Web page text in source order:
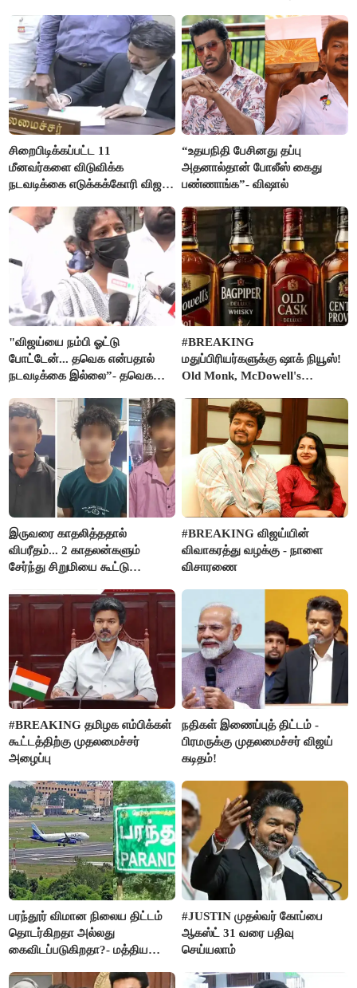
சிறைபிடிக்கப்பட்ட 11
மீனவர்களை விடுவிக்க
நடவடிக்கை எடுக்கக்கோரி விஜய்
“உதயநிதி பேசினது தப்பு
அதனால்தான் போலீஸ் கைது
பண்ணாங்க”- விஷால்
"விஜய்யை நம்பி ஓட்டு
போட்டேன்... தவெக என்பதால்
நடவடிக்கை இல்லை”- தவெக
கதறல்
#BREAKING
மதுப்பிரியர்களுக்கு ஷாக் நியூஸ்!
Old Monk, McDowell's
FSSAI தடை
இருவரை காதலித்ததால்
விபரீதம்... 2 காதலன்களும்
சேர்ந்து சிறுமியை கூட்டு
செய்த கொடூரம்
#BREAKING விஜய்யின்
விவாகரத்து வழக்கு - நாளை
விசாரணை
#BREAKING தமிழக எம்பிக்கள்
கூட்டத்திற்கு முதலமைச்சர்
அழைப்பு
நதிகள் இணைப்புத் திட்டம் -
பிரமருக்கு முதலமைச்சர் விஜய்
கடிதம்!
பரந்தூர் விமான நிலைய திட்டம்
தொடர்கிறதா அல்லது
கைவிடப்படுகிறதா?- மத்திய
#JUSTIN முதல்வர் கோப்பை
ஆகஸ்ட் 31 வரை பதிவு
செய்யலாம்